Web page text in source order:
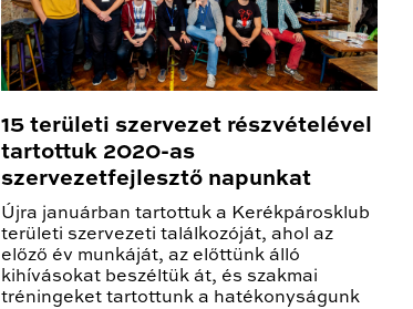
15 területi szervezet részvételével
tartottuk 2020-as
szervezetfejlesztő napunkat
Újra januárban tartottuk a Kerékpárosklub
területi szervezeti találkozóját, ahol az
előző év munkáját, az előttünk álló
kihívásokat beszéltük át, és szakmai
tréningeket tartottunk a hatékonyságunk